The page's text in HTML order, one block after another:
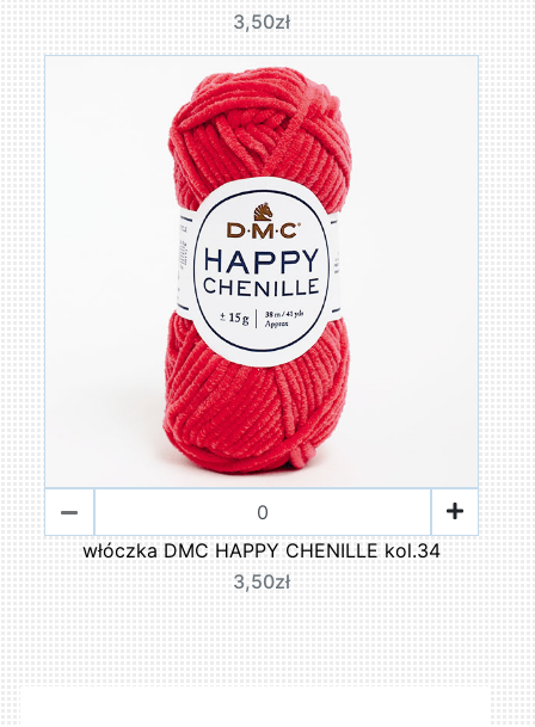
3,50zł
włóczka DMC HAPPY CHENILLE kol.34
3,50zł